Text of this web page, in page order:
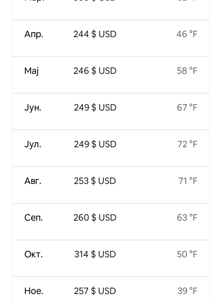
Апр.
Мај
Јун.
Јул.
Авг.
Сеп.
Окт.
Ное.
244 $ USD
246 $ USD
249 $ USD
249 $ USD
253 $ USD
260 $ USD
314 $ USD
257 $ USD
46 °F
58 °F
67 °F
72 °F
71 °F
63 °F
50 °F
39 °F